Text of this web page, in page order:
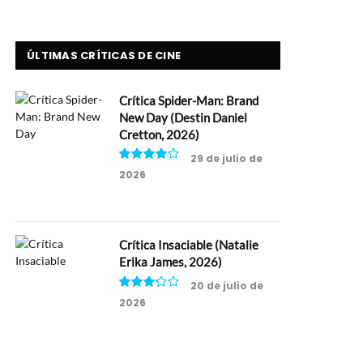
ÚLTIMAS CRÍTICAS DE CINE
Crítica Spider-Man: Brand
New Day (Destin Daniel
Cretton, 2026)
8
29 de julio de
2026
Crítica Insaciable (Natalie
Erika James, 2026)
6.5
20 de julio de
2026